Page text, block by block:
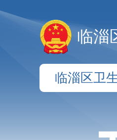
临淄
临淄区卫